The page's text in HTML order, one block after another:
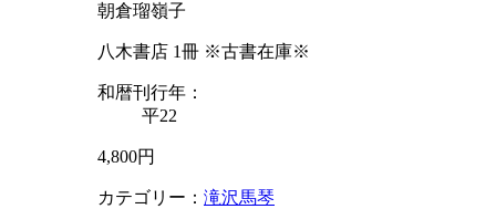
朝倉瑠嶺子
八木書店 1冊 ※古書在庫※
和暦刊行年：
平22
4,800円
カテゴリー： 滝沢馬琴